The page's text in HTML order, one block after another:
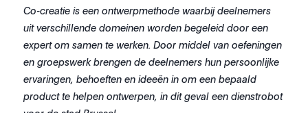
Co-creatie is een ontwerpmethode waarbij deelnemers
uit verschillende domeinen worden begeleid door een
expert om samen te werken. Door middel van oefeningen
en groepswerk brengen de deelnemers hun persoonlijke
ervaringen, behoeften en ideeën in om een bepaald
product te helpen ontwerpen, in dit geval een dienstrobot